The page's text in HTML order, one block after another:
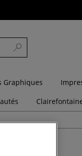
Graphiques